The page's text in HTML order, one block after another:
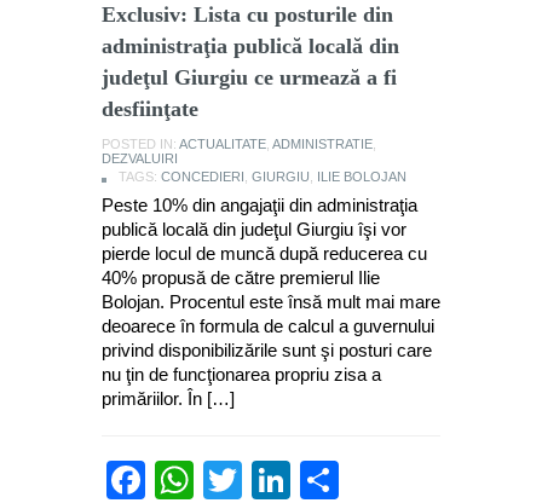
Exclusiv: Lista cu posturile din
administraţia publică locală din
judeţul Giurgiu ce urmează a fi
desfiinţate
POSTED IN: ACTUALITATE ADMINISTRATIE
DEZVALUIRI
TAGS: CONCEDIERI GIURGIU ILIE BOLOJAN
Peste 10% din angajaţii din administraţia
publică locală din judeţul Giurgiu îşi vor
pierde locul de muncă după reducerea cu
40% propusă de către premierul Ilie
Bolojan. Procentul este însă mult mai mare
deoarece în formula de calcul a guvernului
privind disponibilizările sunt şi posturi care
nu ţin de funcţionarea propriu zisa a
primăriilor. În […]
Facebook
WhatsApp
TwitterLinkedIn